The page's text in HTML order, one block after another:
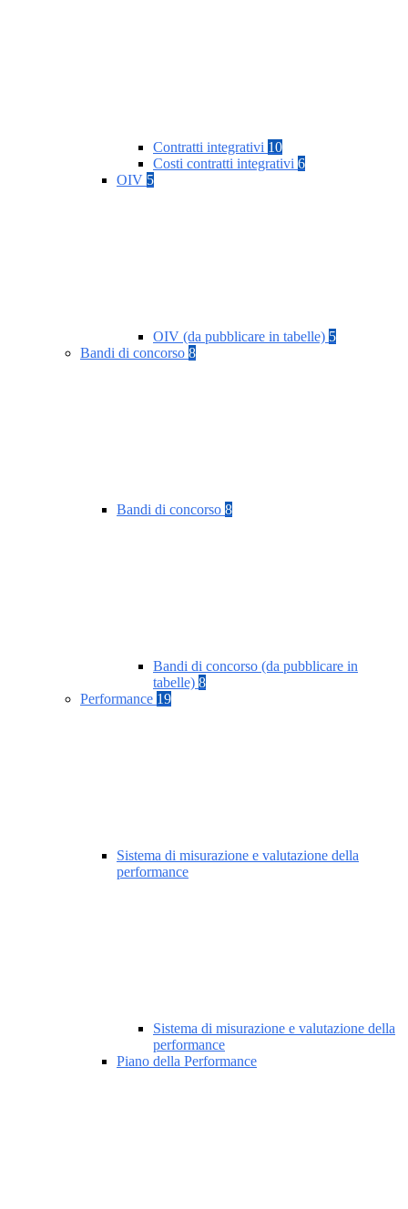
Contratti integrativi 10
Costi contratti integrativi 6
OIV 5
OIV (da pubblicare in tabelle) 5
Bandi di concorso 8
Bandi di concorso 8
Bandi di concorso (da pubblicare in
tabelle) 8
Performance 19
Sistema di misurazione e valutazione della
performance
Sistema di misurazione e valutazione della
performance
Piano della Performance